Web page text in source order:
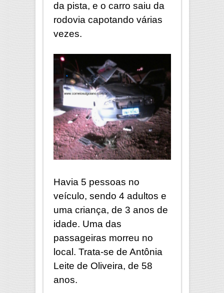
da pista, e o carro saiu da
rodovia capotando várias
vezes.
Havia 5 pessoas no
veículo, sendo 4 adultos e
uma criança, de 3 anos de
idade. Uma das
passageiras morreu no
local. Trata-se de Antônia
Leite de Oliveira, de 58
anos.